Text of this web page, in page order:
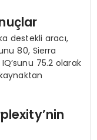
destekli aracı,
80, Sierra
75.2 olarak